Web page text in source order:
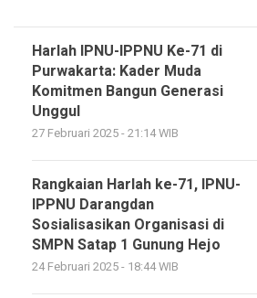
Harlah IPNU-IPPNU Ke-71 di
Purwakarta: Kader Muda
Komitmen Bangun Generasi
Unggul
27 Februari 2025 - 21:14 WIB
Rangkaian Harlah ke-71, IPNU-
IPPNU Darangdan
Sosialisasikan Organisasi di
SMPN Satap 1 Gunung Hejo
24 Februari 2025 - 18:44 WIB